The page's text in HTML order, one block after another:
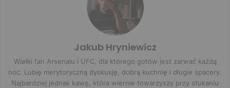
Jakub Hryniewicz
Wielki fan Arsenalu i UFC, dla którego gotów jest zarwać każdą
noc. Lubię merytoryczną dyskusję, dobrą kuchnię i długie spacery.
Najbardziej jednak kawę, która wiernie towarzyszy przy stukaniu